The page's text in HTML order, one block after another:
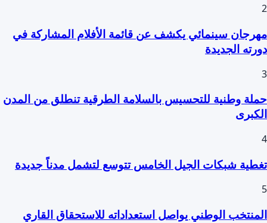
2
مهرجان سينمائي يكشف عن قائمة الأفلام المشاركة في
دورته الجديدة
3
حملة وطنية للتحسيس بالسلامة الطرقية تنطلق من المدن
الكبرى
4
تغطية شبكات الجيل الخامس تتوسع لتشمل مدناً جديدة
5
المنتخب الوطني يواصل استعداداته للاستحقاق القاري